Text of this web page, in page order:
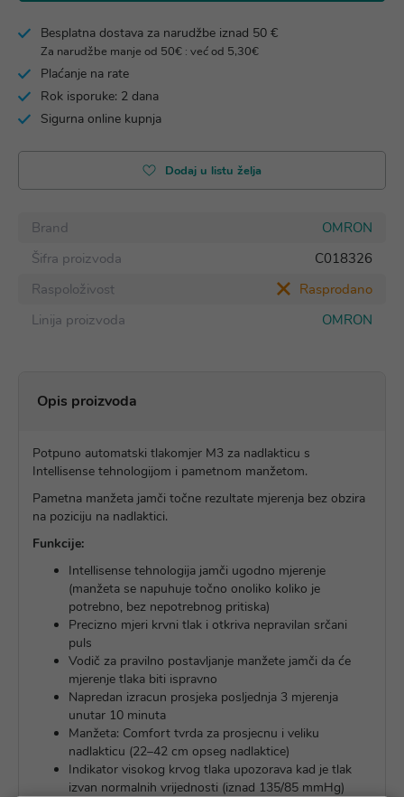
Besplatna dostava za narudžbe iznad 50 €
Za narudžbe manje od 50€ : već od 5,30€
Plaćanje na rate
Rok isporuke: 2 dana
Sigurna online kupnja
Dodaj u listu želja
Brand
OMRON
Šifra proizvoda
C018326
Raspoloživost
Rasprodano
Linija proizvoda
OMRON
Opis proizvoda
Potpuno automatski tlakomjer M3 za nadlakticu s
Intellisense tehnologijom i pametnom manžetom.
Pametna manžeta jamči točne rezultate mjerenja bez obzira
na poziciju na nadlaktici.
Funkcije:
Intellisense tehnologija jamči ugodno mjerenje
(manžeta se napuhuje točno onoliko koliko je
potrebno, bez nepotrebnog pritiska)
Precizno mjeri krvni tlak i otkriva nepravilan srčani
puls
Vodič za pravilno postavljanje manžete jamči da će
mjerenje tlaka biti ispravno
Napredan izracun prosjeka posljednja 3 mjerenja
unutar 10 minuta
Manžeta: Comfort tvrda za prosjecnu i veliku
nadlakticu (22–42 cm opseg nadlaktice)
Indikator visokog krvog tlaka upozorava kad je tlak
izvan normalnih vrijednosti (iznad 135/85 mmHg)